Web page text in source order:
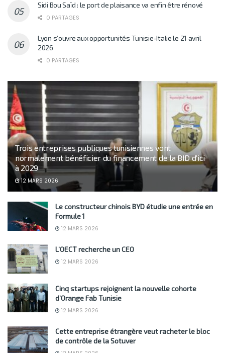
Sidi Bou Saïd : le port de plaisance va enfin être rénové
0 PARTAGES
Lyon s’ouvre aux opportunités Tunisie-Italie le 21 avril
2026
0 PARTAGES
Trois entreprises publiques tunisiennes vont
normalement bénéficier du financement de la BID d’ici
à 2029
12 MARS 2026
Le constructeur chinois BYD étudie une entrée en
Formule 1
12 MARS 2026
L’OECT recherche un CEO
12 MARS 2026
Cinq startups rejoignent la nouvelle cohorte
d’Orange Fab Tunisie
12 MARS 2026
Cette entreprise étrangère veut racheter le bloc
de contrôle de la Sotuver